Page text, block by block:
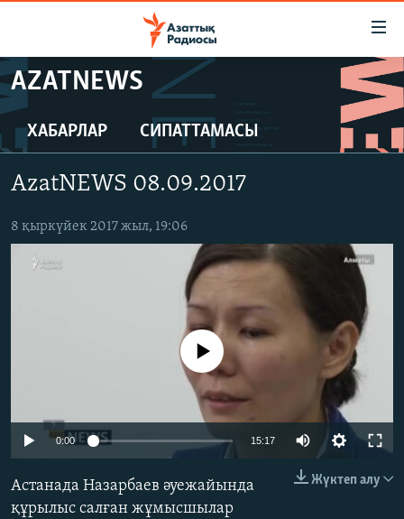
Skip
to
main
content
to
Navigation
САЯСАТ
ҚАҢТАР ОҚИҒАСЫ
АДАМ ҚҰҚЫҚТАРЫ
ӘЛЕУМЕТ
ЖАЗЫЛЫҢЫЗ
Басқа тілдерде
AZATNEWS
ХАБАРЛАР СИПАТТАМАСЫ
AzatNEWS 08.09.2017
8 қыркүйек 2017 жыл, 19:06
No media source currently available
0:00 15:17
Жүктеп алу
Астанада Назарбаев әуежайында
құрылыс салған жұмысшылар